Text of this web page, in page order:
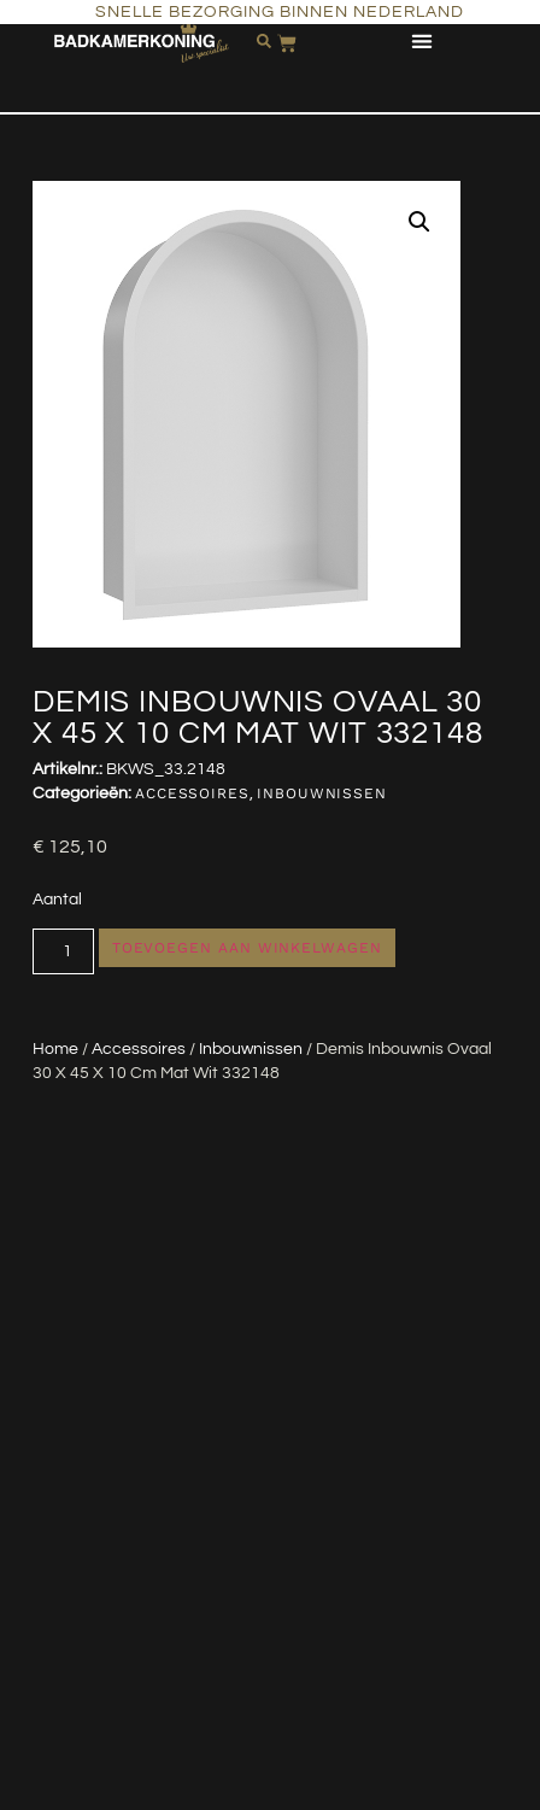
SNELLE BEZORGING BINNEN NEDERLAND
DEMIS INBOUWNIS OVAAL 30
X 45 X 10 CM MAT WIT 332148
Home/ Accessoires/ Inbouwnissen / Demis Inbouwnis Ovaal
30 X 45 X 10 Cm Mat Wit 332148
Artikelnr.: BKWS_33.2148
Categorieën: ACCESSOIRES, INBOUWNISSEN
€ 125,10
Aantal
TOEVOEGEN AAN WINKELWAGEN